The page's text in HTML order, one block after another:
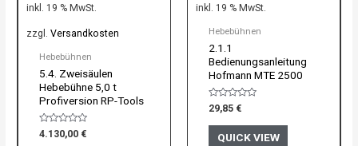
inkl. 19 % MwSt.
zzgl.Versandkosten
Hebebühnen
5.4. Zweisäulen
Hebebühne 5,0 t
Profiversion RP-Tools
Bewertet
mit
4.130,00 €
inkl. 19 % MwSt.
Hebebühnen
2.1.1
Bedienungsanleitung
Hofmann MTE 2500
Bewertet
mit
0
von
29,85 €
QUICK VIEW